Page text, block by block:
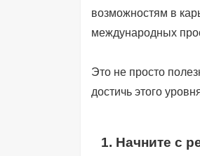
возможностям в
международных
Это не просто
достичь этого
1. Начните с